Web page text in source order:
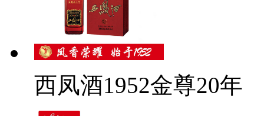
西凤酒1952金尊20年